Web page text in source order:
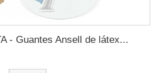
- Guantes Ansell de látex...